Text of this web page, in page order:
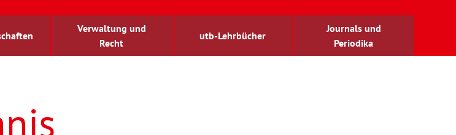
Verwaltung und
Recht
utb-Lehrbücher
Journals und
Periodika